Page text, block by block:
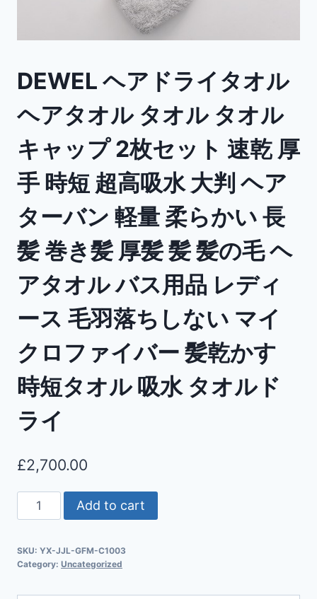
DEWEL ヘアドライタオル
ヘアタオル タオル タオル
キャップ 2枚セット 速乾 厚
手 時短 超高吸水 大判 ヘア
ターバン 軽量 柔らかい 長
髪 巻き髪 厚髪 髪 髪の毛 ヘ
アタオル バス用品 レディ
ース 毛羽落ちしない マイ
クロファイバー 髪乾かす
時短タオル 吸水 タオルド
ライ
£2,700.00
Add to cart
SKU: YX-JJL-GFM-C1003
Category: Uncategorized